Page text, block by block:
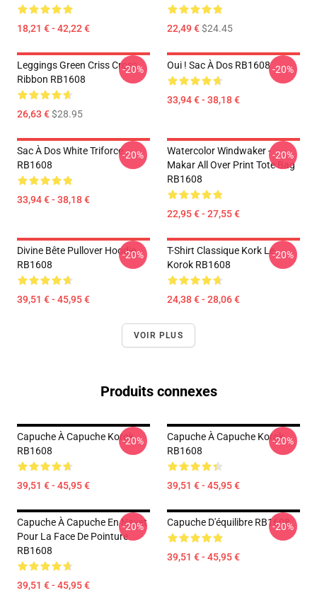
18,21 € - 42,22 € 22,49 €$24.45
Leggings Green Criss Cross
Ribbon RB1608
26,63 €$28.95
-20% Oui ! Sac À Dos RB1608
33,94 € - 38,18 €
-20%
Sac À Dos White Triforce
RB1608
33,94 € - 38,18 €
-20%
Watercolor Windwaker -
Makar All Over Print Tote Bag
RB1608
22,95 € - 27,55 €
-20%
Divine Bête Pullover Hoodie
RB1608
39,51 € - 45,95 €
-20%
T-Shirt Classique Kork Le
Korok RB1608
24,38 € - 28,06 €
-20%
VOIR PLUS
Produits connexes
Capuche À Capuche Korok
RB1608
39,51 € - 45,95 €
-20%
Capuche À Capuche Korok
RB1608
39,51 € - 45,95 €
-20%
Capuche À Capuche En Navet
Pour La Face De Pointure
RB1608
39,51 € - 45,95 €
-20% Capuche D'équilibre RB1608
39,51 € - 45,95 €
-20%